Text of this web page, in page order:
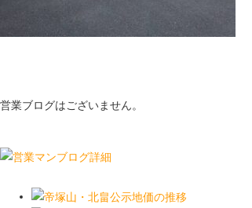
営業ブログはございません。